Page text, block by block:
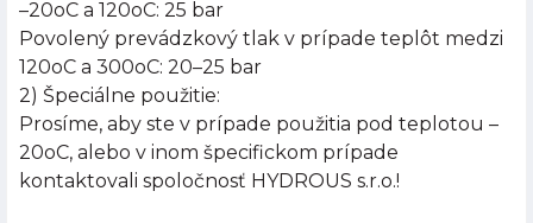
–20oC a 120oC: 25 bar
Povolený prevádzkový tlak v prípade teplôt medzi
120oC a 300oC: 20–25 bar
2) Špeciálne použitie:
Prosíme, aby ste v prípade použitia pod teplotou –
20oC, alebo v inom špecifickom prípade
kontaktovali spoločnosť HYDROUS s.r.o.!